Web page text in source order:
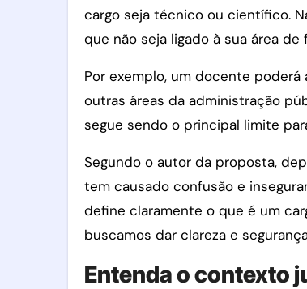
cargo seja técnico ou científico.
que não seja ligado à sua área de
Por exemplo, um docente
outras áreas da administração
segue sendo o principal limite
Segundo o autor da proposta,
tem causado confusão e
define claramente o que é um
buscamos dar clareza e
Entenda o contexto